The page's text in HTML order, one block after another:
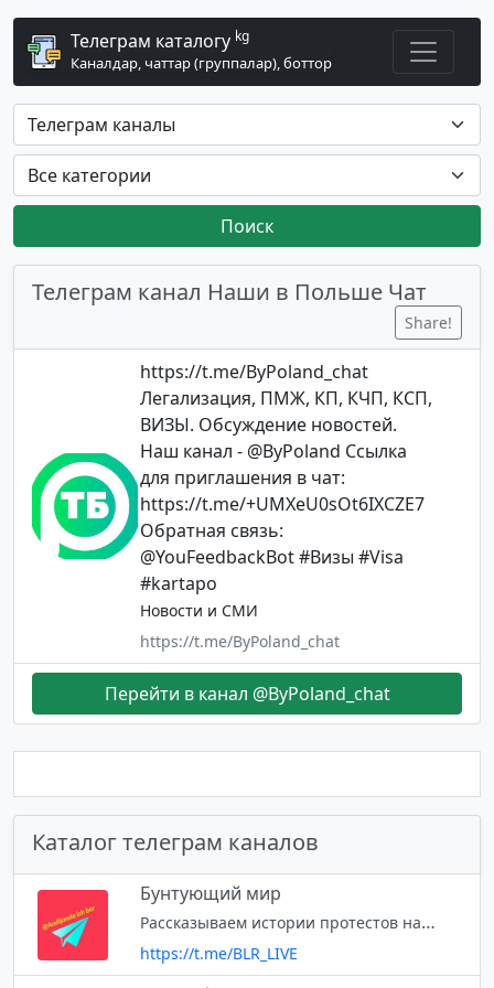
Телеграм каталогу kg
Каналдар, чаттар (группалар), боттор
Поиск
Телеграм канал Наши в Польше Чат
Share!
https://t.me/ByPoland_chat
Легализация, ПМЖ, КП, КЧП, КСП,
ВИЗЫ. Обсуждение новостей.
Наш канал - @ByPoland Ссылка
для приглашения в чат:
https://t.me/+UMXeU0sOt6IXCZE7
Обратная связь:
@YouFeedbackBot #Визы #Visa
#kartapo
Новости и СМИ
https://t.me/ByPoland_chat
Перейти в канал @ByPoland_chat
Каталог телеграм каналов
Бунтующий мир
Рассказываем истории протестов на территории СНГ и других регионов.
https://t.me/BLR_LIVE